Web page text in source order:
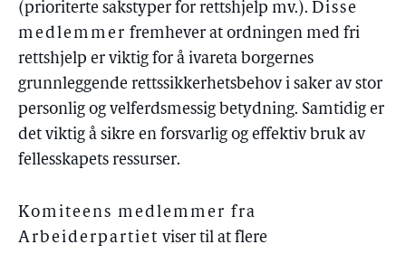
(prioriterte sakstyper for rettshjelp mv.). Disse
medlemmer fremhever at ordningen med fri
rettshjelp er viktig for å ivareta borgernes
grunnleggende rettssikkerhetsbehov i saker av stor
personlig og velferdsmessig betydning. Samtidig er
det viktig å sikre en forsvarlig og effektiv bruk av
fellesskapets ressurser.
Komiteens medlemmer fra
Arbeiderpartiet viser til at flere